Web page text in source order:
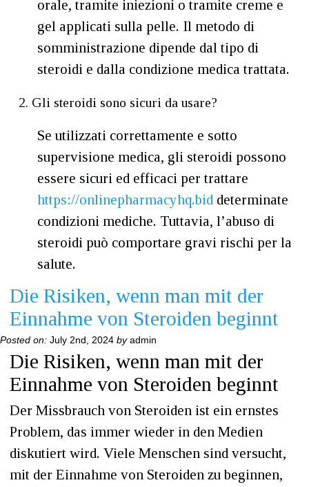
orale, tramite iniezioni o tramite creme e
gel applicati sulla pelle. Il metodo di
somministrazione dipende dal tipo di
steroidi e dalla condizione medica trattata.
Gli steroidi sono sicuri da usare?
Se utilizzati correttamente e sotto
supervisione medica, gli steroidi possono
essere sicuri ed efficaci per trattare
https://onlinepharmacyhq.bid determinate
condizioni mediche. Tuttavia, l’abuso di
steroidi può comportare gravi rischi per la
salute.
Die Risiken, wenn man mit der
Einnahme von Steroiden beginnt
Posted on: July 2nd, 2024 byadmin
Die Risiken, wenn man mit der
Einnahme von Steroiden beginnt
Der Missbrauch von Steroiden ist ein ernstes
Problem, das immer wieder in den Medien
diskutiert wird. Viele Menschen sind versucht,
mit der Einnahme von Steroiden zu beginnen,